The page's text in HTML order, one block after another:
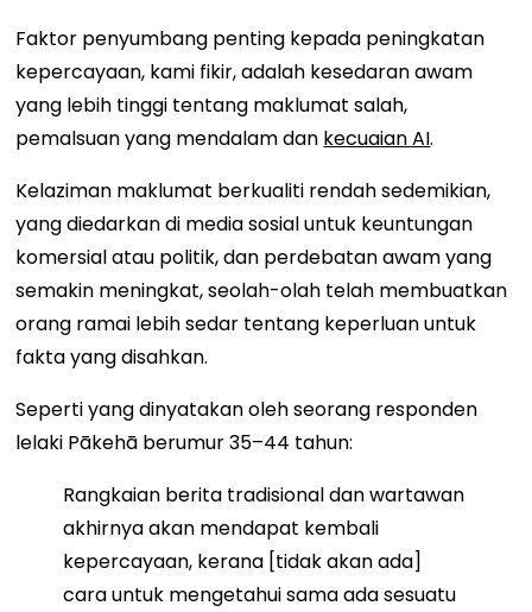
Faktor penyumbang penting kepada peningkatan
kepercayaan, kami fikir, adalah kesedaran awam
yang lebih tinggi tentang maklumat salah,
pemalsuan yang mendalam dan kecuaian AI.
Kelaziman maklumat berkualiti rendah sedemikian,
yang diedarkan di media sosial untuk keuntungan
komersial atau politik, dan perdebatan awam yang
semakin meningkat, seolah-olah telah membuatkan
orang ramai lebih sedar tentang keperluan untuk
fakta yang disahkan.
Seperti yang dinyatakan oleh seorang responden
lelaki Pākehā berumur 35–44 tahun:
Rangkaian berita tradisional dan wartawan
akhirnya akan mendapat kembali
kepercayaan, kerana [tidak akan ada]
cara untuk mengetahui sama ada sesuatu